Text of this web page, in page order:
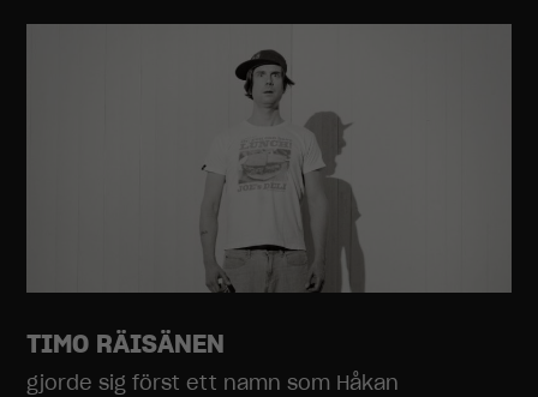
TIMO RÄISÄNEN
gjorde sig först ett namn som Håkan